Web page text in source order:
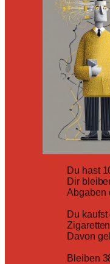
Du hast
Dir
Abgaben
Du
Davon
Bleiben